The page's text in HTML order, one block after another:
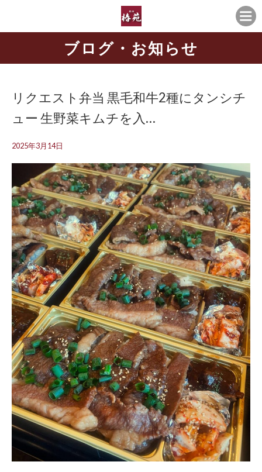
ブログ・お知らせ
リクエスト弁当 黒毛和牛2種にタンシチ
ュー 生野菜キムチを入…
2025年3月14日